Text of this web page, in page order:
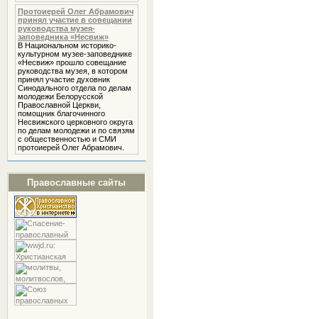
Протоиерей Олег Абрамович
принял участие в совещании
руководства музея-
заповедника «Несвиж»
В Национальном историко-
культурном музее-заповеднике
«Несвиж» прошло совещание
руководства музея, в котором
принял участие духовник
Cинодального отдела по делам
молодежи Белорусской
Православной Церкви,
помощник благочинного
Несвижского церковного округа
по делам молодежи и по связям
с общественностью и СМИ
протоиерей Олег Абрамович.
Православные сайты